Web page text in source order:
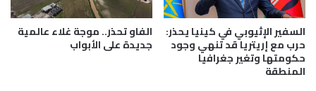
ت
ع
ل
ى
ل
ـ
(
3
9
السفير الإثيوبي في كينيا يحذر:
حرب مع إريتريا قد تنهي وجود
حكومتها وتغير جغرافيا
المنطقة
الفاو تحذر.. موجة غلاء عالمية
جديدة على الأبواب